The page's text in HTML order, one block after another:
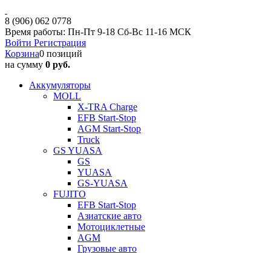
8 (906) 062 0778
Время работы: Пн-Пт 9-18 Сб-Вс 11-16 МСК
Войти Регистрация
Корзина0 позиций
на сумму 0 руб.
Аккумуляторы
MOLL
X-TRA Charge
EFB Start-Stop
AGM Start-Stop
Truck
GS YUASA
GS
YUASA
GS-YUASA
FUJITO
EFB Start-Stop
Азиатские авто
Мотоциклетные
AGM
Грузовые авто